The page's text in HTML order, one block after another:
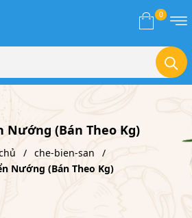
0
Nướng (Bán Theo Kg)
che-bien-san
Nướng (Bán Theo Kg)